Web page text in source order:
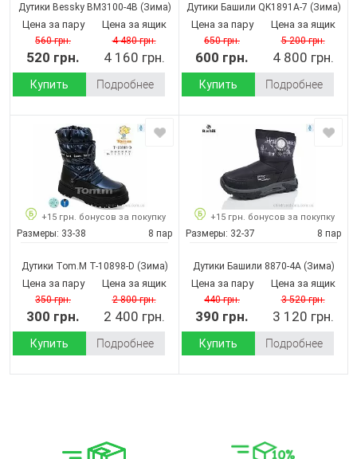
Дутики Bessky BM3100-4B (Зима)
Цена за пару
560 грн.
520 грн.
Цена за ящик
4 480 грн.
4 160 грн.
Купить Подробнее
Дутики Башили QK1891A-7 (Зима)
Цена за пару
650 грн.
600 грн.
Цена за ящик
5 200 грн.
4 800 грн.
Купить Подробнее
+15 грн. бонусов за покупку
Размеры: 33-38 8 пар
Дутики Tom.M T-10898-D (Зима)
Цена за пару
350 грн.
300 грн.
Цена за ящик
2 800 грн.
2 400 грн.
Купить Подробнее
+15 грн. бонусов за покупку
Размеры: 32-37 8 пар
Дутики Башили 8870-4A(Зима)
Цена за пару
440 грн.
390 грн.
Цена за ящик
3 520 грн.
3 120 грн.
Купить Подробнее